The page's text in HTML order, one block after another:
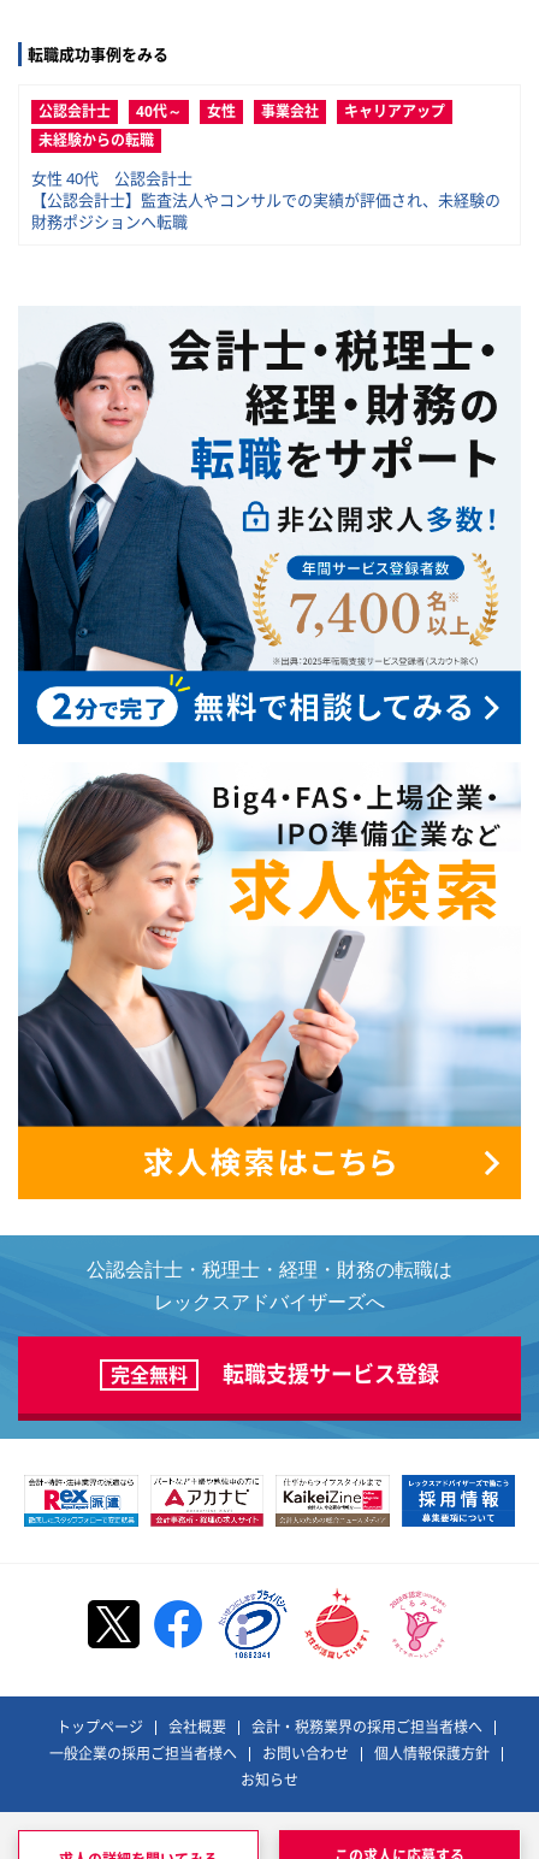
転職成功事例をみる
公認会計士 40代～ 女性 事業会社
キャリアアップ
未経験からの転職
女性 40代 公認会計士
【公認会計士】監査法人やコンサルでの実績が評価され、未経験の
財務ポジションへ転職
公認会計士・税理士・経理・財務の転職は
レックスアドバイザーズへ
完全無料 転職支援サービス登録
トップページ 会社概要
会計・税務業界の採用ご担当者様へ
一般企業の採用ご担当者様へ
お問い合わせ
個人情報保護方針
お知らせ
レックスアドバイザーズおよびそのロゴは、